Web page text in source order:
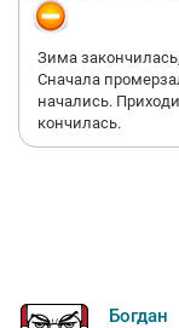
Зима
Сначала
начались.
кончилась.
Богдан